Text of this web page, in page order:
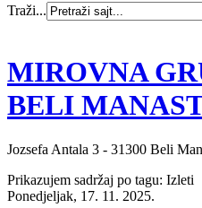
Traži...
MIROVNA
BELI
Jozsefa Antala 3 - 31300 Beli
Prikazujem sadržaj po tagu: Izleti
Ponedjeljak, 17. 11. 2025.